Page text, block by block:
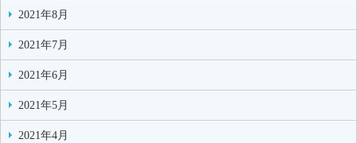
2021年8月
2021年7月
2021年6月
2021年5月
2021年4月